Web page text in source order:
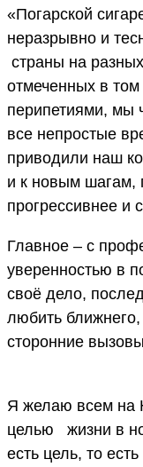
«Погарской
неразрывно и
страны на
отмеченных в
перипетиями, мы
все непростые
приводили наш
и к новым шагам,
прогрессивнее и
Главное – с
уверенностью в
своё дело,
любить
сторонние
Я желаю всем на
целью жизни в
есть цель, то